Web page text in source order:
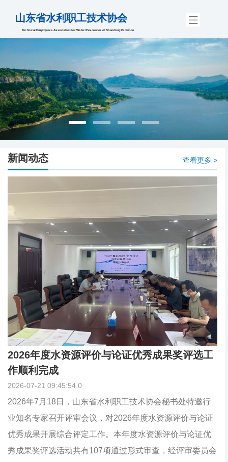
山东省水利职工技术协会
Technical Employees Association for Water Resources of Shandong Province
新闻动态 查看更多 >
2026年度水资源评价与论证优秀成果奖评选工
作顺利完成
2026-07-21 09:45:54.0
2026年7月18日，山东省水利职工技术协会秘书处特邀行
业知名专家召开评审会议，对2026年度水资源评价与论证
优秀成果开展综合评定工作。本年度水资源评价与论证优
秀成果奖评选活动共有107项通过形式审查，经评审委员会